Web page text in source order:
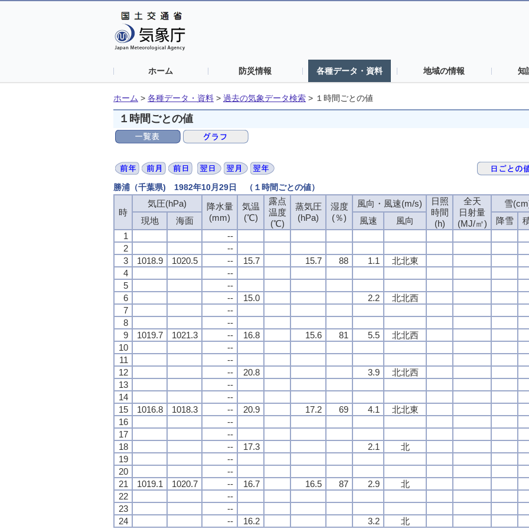
ホーム 防災情報 各種データ・資料 地域の情報 知
ホーム > 各種データ・資料 > 過去の気象データ検索 > １時間ごとの値
１時間ごとの値
勝浦（千葉県) 1982年10月29日 （１時間ごとの値）
時
気圧(hPa)
降水量
(mm)
気温
(℃)
露点
温度
(℃)
蒸気圧
(hPa)
湿度
(％)
風向・風速(m/s)
日照
時間
(h)
全天
日射量
(MJ/㎡)
雪
現地 海面 風速 風向 降雪
1
--
2
--
3
1018.9 1020.5 -- 15.7 15.7 88 1.1
北北東
4
--
5
--
6
-- 15.0 2.2
北北西
7
--
8
--
9
1019.7 1021.3 -- 16.8 15.6 81 5.5 北北西
10
--
11
--
12
-- 20.8 3.9
北北西
13
--
14
--
15
1016.8 1018.3 -- 20.9 17.2 69 4.1 北北東
16
--
17
--
18
-- 17.3 2.1
北
19
--
20
--
21
1019.1 1020.7 -- 16.7 16.5 87 2.9 北
22
--
23
--
24
-- 16.2 3.2 北